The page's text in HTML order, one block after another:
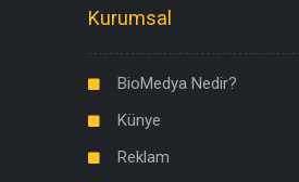
Kurumsal
BioMedya Nedir?
Künye
Reklam